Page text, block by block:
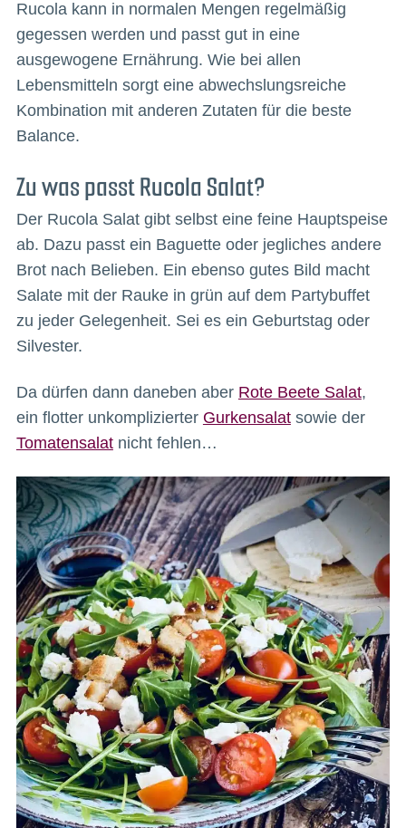
Rucola kann in normalen Mengen regelmäßig
gegessen werden und passt gut in eine
ausgewogene Ernährung. Wie bei allen
Lebensmitteln sorgt eine abwechslungsreiche
Kombination mit anderen Zutaten für die beste
Balance.
Zu was passt Rucola Salat?
Der Rucola Salat gibt selbst eine feine Hauptspeise
ab. Dazu passt ein Baguette oder jegliches andere
Brot nach Belieben. Ein ebenso gutes Bild macht
Salate mit der Rauke in grün auf dem Partybuffet
zu jeder Gelegenheit. Sei es ein Geburtstag oder
Silvester.
Da dürfen dann daneben aber Rote Beete Salat,
ein flotter unkomplizierter Gurkensalatsowie der
Tomatensalatnicht fehlen…